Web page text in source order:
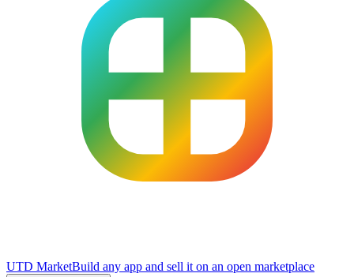
UTD MarketBuild any app and sell it on an open marketplace